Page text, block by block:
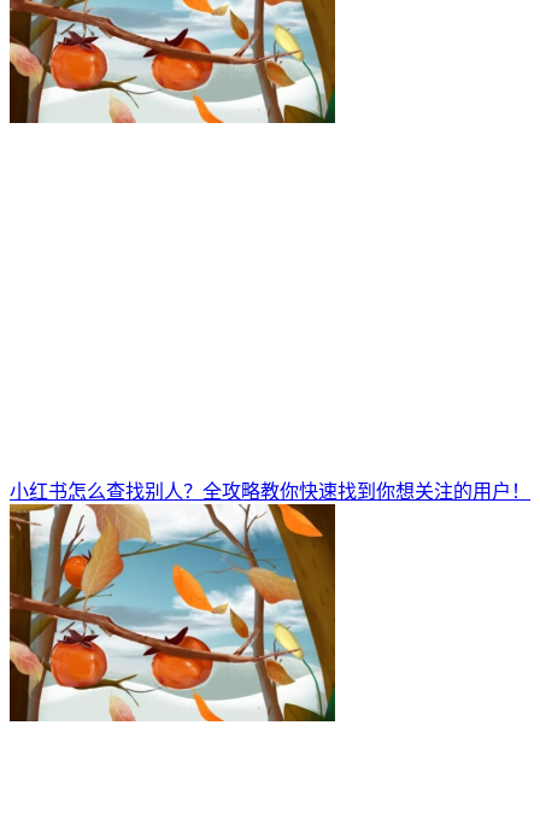
小红书怎么查找别人？全攻略教你快速找到你想关注的用户！